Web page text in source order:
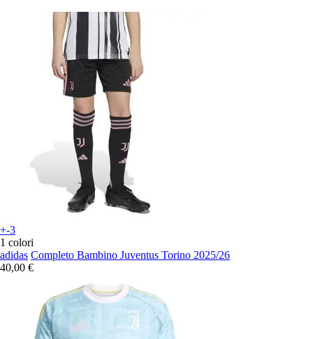
+-3
1 colori
adidas Completo Bambino Juventus Torino 2025/26
40,00 €